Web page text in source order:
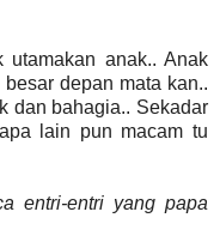
anak.. Anak
depan mata kan..
dan bahagia.. Sekadar
lain pun macam tu
entri-entri yang papa